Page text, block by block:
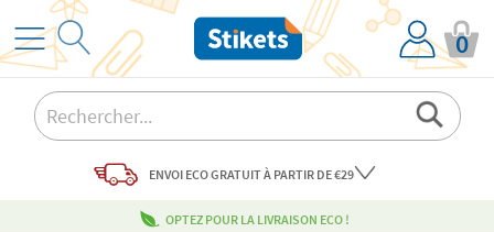
0
ENVOI ECOGRATUITÀ PARTIR DE €29
OPTEZ POUR LA LIVRAISON ECO !